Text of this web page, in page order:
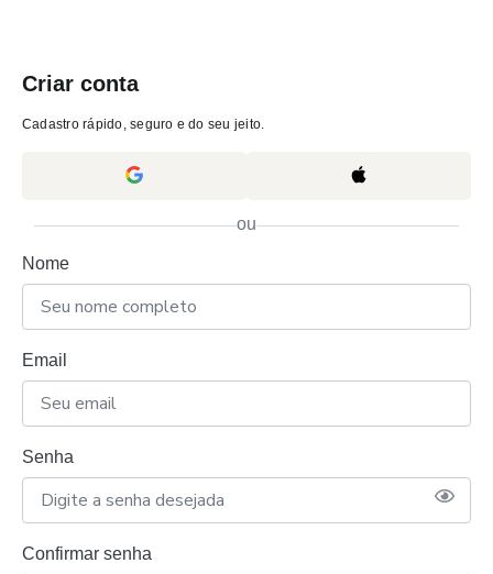
Criar conta
Cadastro rápido, seguro e do seu jeito.
ou
Nome
Email
Senha
Confirmar senha